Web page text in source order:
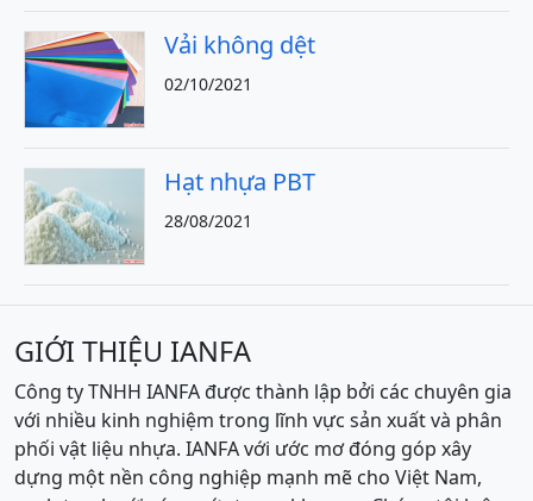
Vải không dệt
02/10/2021
Hạt nhựa PBT
28/08/2021
GIỚI THIỆU IANFA
Công ty TNHH IANFA được thành lập bởi các chuyên gia
với nhiều kinh nghiệm trong lĩnh vực sản xuất và phân
phối vật liệu nhựa. IANFA với ước mơ đóng góp xây
dựng một nền công nghiệp mạnh mẽ cho Việt Nam,